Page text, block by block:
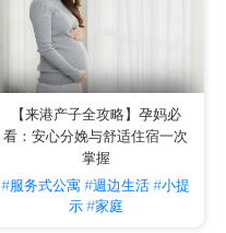
【来港产子全攻略】孕妈必
看：安心分娩与舒适住宿一次
掌握
#服务式公寓#週边生活#小提
示 #家庭